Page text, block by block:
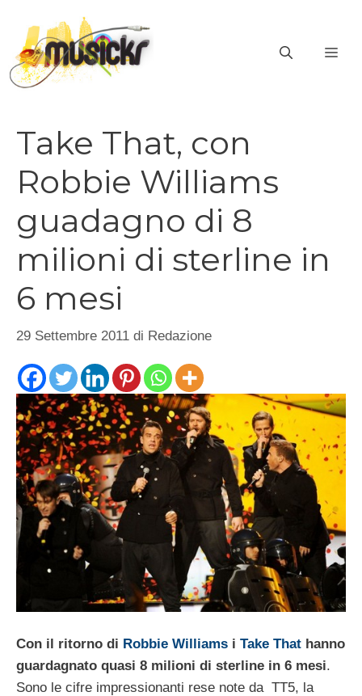
contenuto
Take That, con
Robbie Williams
guadagno di 8
milioni di sterline in
6 mesi
29 Settembre 2011 di Redazione
Con il ritorno di Robbie Williams i Take That hanno
guardagnato quasi 8 milioni di sterline in 6 mesi.
Sono le cifre impressionanti rese note da TT5, la